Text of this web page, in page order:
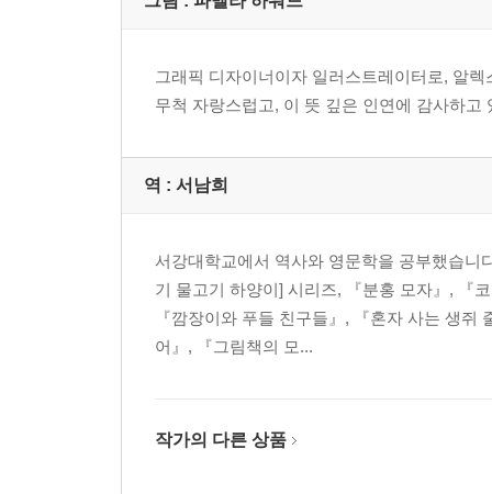
그래픽 디자이너이자 일러스트레이터로, 알
무척 자랑스럽고, 이 뜻 깊은 인연에 감사하고
역 : 서남희
서강대학교에서 역사와 영문학을 공부했습니
기 물고기 하양이] 시리즈, 『분홍 모자』, 『
『깜장이와 푸들 친구들』, 『혼자 사는 생
어』, 『그림책의 모...
작가의 다른 상품